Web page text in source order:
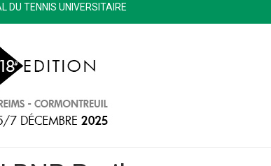
DU TENNIS UNIVERSITAIRE